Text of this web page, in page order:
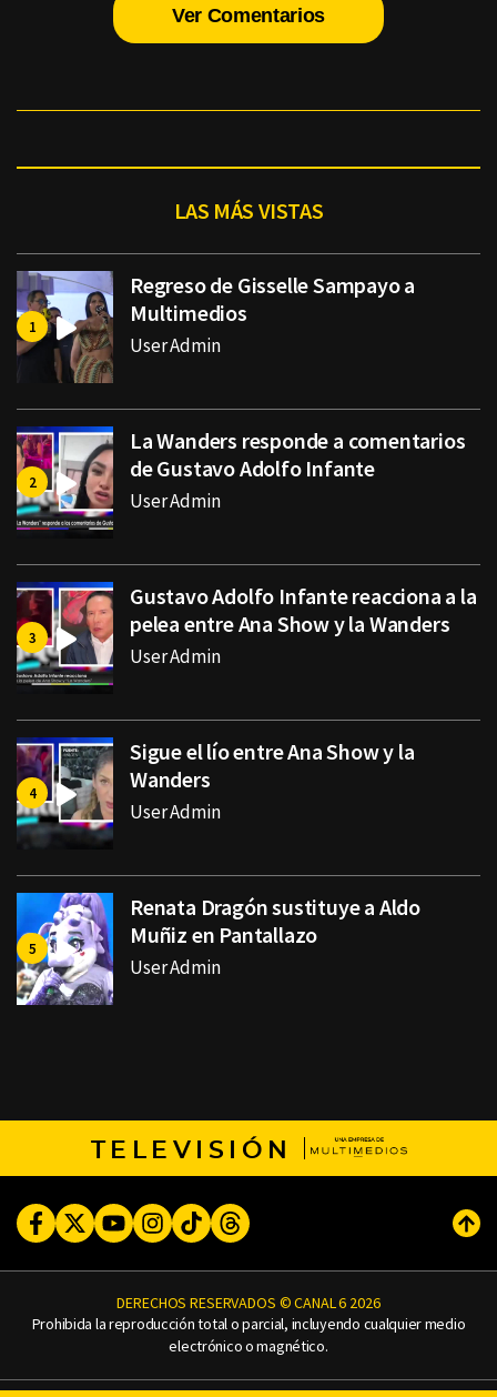
Ver Comentarios
LAS MÁS VISTAS
Regreso de Gisselle Sampayo a
Multimedios
User Admin
La Wanders responde a comentarios
de Gustavo Adolfo Infante
User Admin
Gustavo Adolfo Infante reacciona a la
pelea entre Ana Show y la Wanders
User Admin
Sigue el lío entre Ana Show y la
Wanders
User Admin
Renata Dragón sustituye a Aldo
Muñiz en Pantallazo
User Admin
TELEVISIÓN
FacebookTwitterYoutubeInstagram
TikTokThreads
DERECHOS RESERVADOS © CANAL 6 2026
Prohibida la reproducción total o parcial, incluyendo cualquier medio
electrónico o magnético.